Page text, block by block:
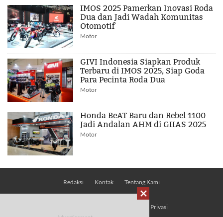
IMOS 2025 Pamerkan Inovasi Roda
Dua dan Jadi Wadah Komunitas
Otomotif
Motor
GIVI Indonesia Siapkan Produk
Terbaru di IMOS 2025, Siap Goda
Para Pecinta Roda Dua
Motor
Honda BeAT Baru dan Rebel 1100
Jadi Andalan AHM di GIIAS 2025
Motor
Redaksi Kontak Tentang Kami
Kebijakan Privasi
